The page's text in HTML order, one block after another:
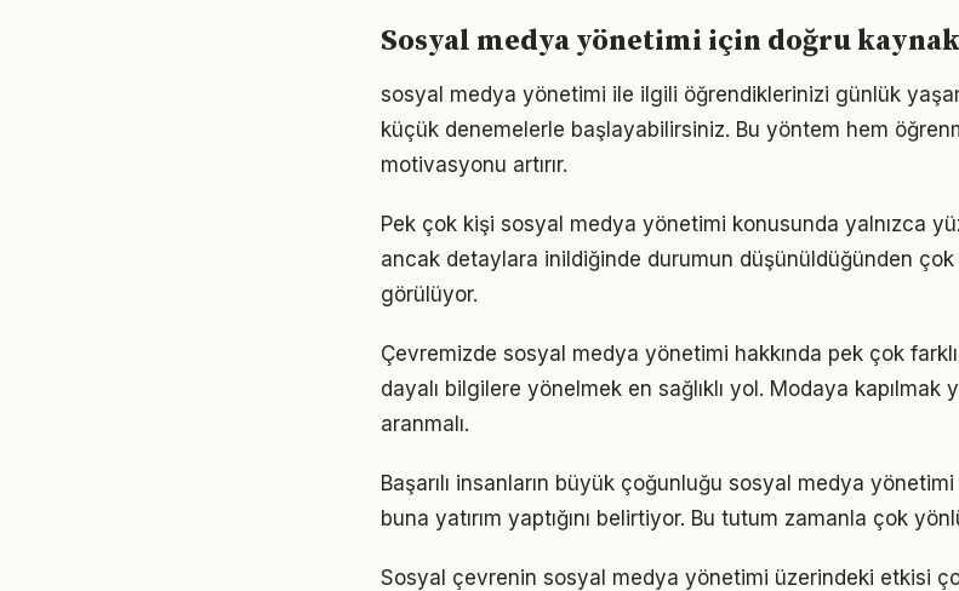
Sosyal medya yönetimi için doğru
sosyal medya yönetimi ile ilgili öğrendiklerinizi günlük
küçük denemelerle başlayabilirsiniz. Bu yöntem hem
motivasyonu artırır.
Pek çok kişi sosyal medya yönetimi konusunda yalnızca
ancak detaylara inildiğinde durumun düşünüldüğünden çok
görülüyor.
Çevremizde sosyal medya yönetimi hakkında pek çok
dayalı bilgilere yönelmek en sağlıklı yol. Modaya kapılmak
aranmalı.
Başarılı insanların büyük çoğunluğu sosyal medya yönetimi
buna yatırım yaptığını belirtiyor. Bu tutum zamanla çok
Sosyal çevrenin sosyal medya yönetimi üzerindeki etkisi